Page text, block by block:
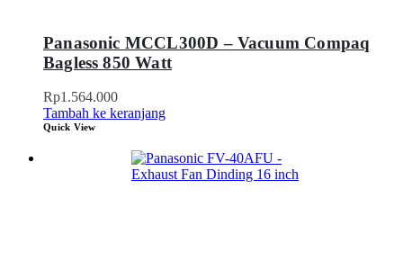
Panasonic MCCL300D – Vacuum Compaq
Bagless 850 Watt
Rp1.564.000
Tambah ke keranjang
Quick View